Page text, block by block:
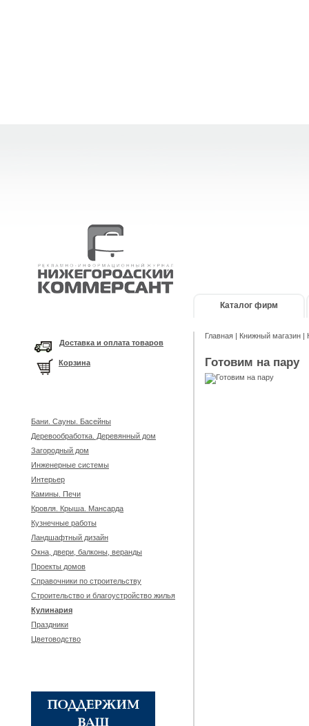
Каталог фирм
Доставка и оплата товаров
Корзина
Бани. Сауны. Басейны
Деревообработка. Деревянный дом
Загородный дом
Инженерные системы
Интерьер
Камины. Печи
Кровля. Крыша. Мансарда
Кузнечные работы
Ландшафтный дизайн
Окна, двери, балконы, веранды
Проекты домов
Справочники по строительству
Строительство и благоустройство жилья
Кулинария
Праздники
Цветоводство
Главная | Книжный магазин |
Готовим на пару